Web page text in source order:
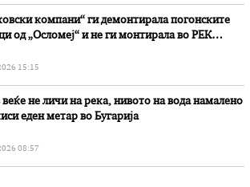
компани“ ги демонтирала погонските
од „Осломеј“ и не ги монтирала во РЕК
15:15
веќе не личи на река, нивото на вода намалено
еден метар во Бугарија
08:57